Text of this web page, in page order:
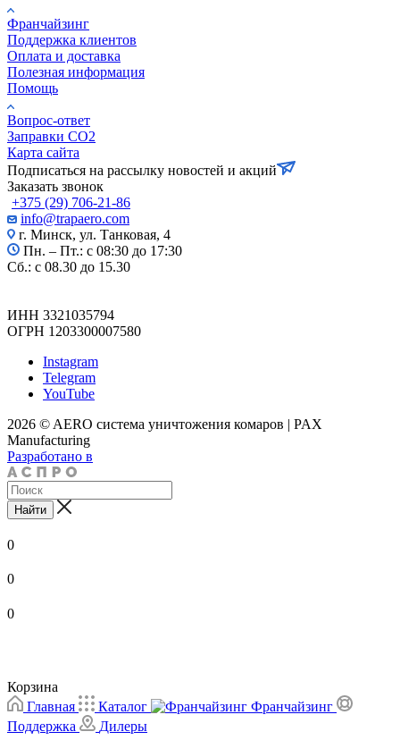
Франчайзинг
Поддержка клиентов
Оплата и доставка
Полезная информация
Помощь
Вопрос-ответ
Заправки CO2
Карта сайта
Подписаться на рассылку новостей и акций
Заказать звонок
+375 (29) 706-21-86
info@trapaero.com
г. Минск, ул. Танковая, 4
Пн. – Пт.: с 08:30 до 17:30
Сб.: с 08.30 до 15.30
ИНН 3321035794
ОГРН 1203300007580
Instagram
Telegram
YouTube
2026 © AERO система уничтожения комаров | PAX
Manufacturing
Разработано в
Найти
0
0
0
Корзина
Главная
Каталог
Франчайзинг
Поддержка
Дилеры